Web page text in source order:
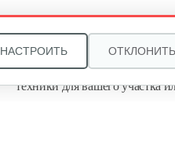
2 290
Звоните, и мы поможем
техники для вашего участка
НАСТРОИТЬ ОТКЛОНИТЬ